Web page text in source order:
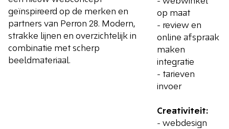
geïnspireerd op de merken en
partners van Perron 28. Modern,
strakke lijnen en overzichtelijk in
combinatie met scherp
beeldmateriaal.
op maat
- review en
online afspraak
maken
integratie
- tarieven
invoer
Creativiteit:
- webdesign